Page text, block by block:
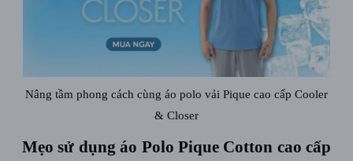
Nâng tầm phong cách cùng áo polo vải Pique cao cấp Cooler
& Closer
Mẹo sử dụng áo Polo Pique Cotton cao cấp